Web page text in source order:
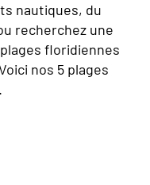
nautiques, du
recherchez une
floridiennes
nos 5 plages